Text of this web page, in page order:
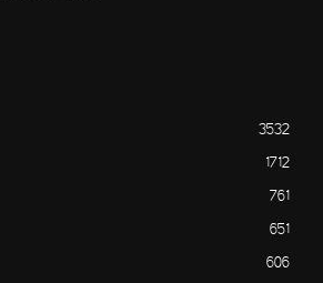
3532
1712
761
651
606